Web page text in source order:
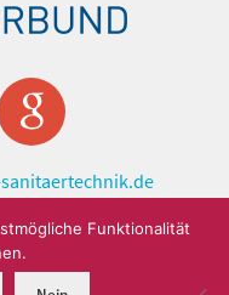
2024 by Herzog
Funktionalität